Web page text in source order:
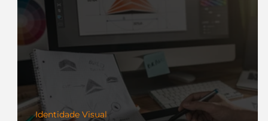
Identidade Visual